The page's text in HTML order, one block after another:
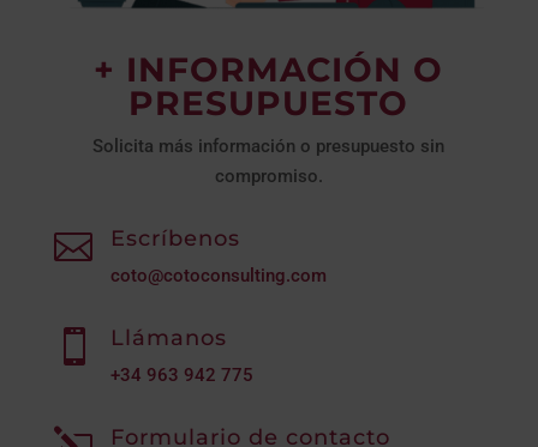
+ INFORMACIÓN O
PRESUPUESTO
Solicita más información o presupuesto sin
compromiso.
 Escríbenos
coto@cotoconsulting.com
 Llámanos
+34 963 942 775
Formulario de contacto